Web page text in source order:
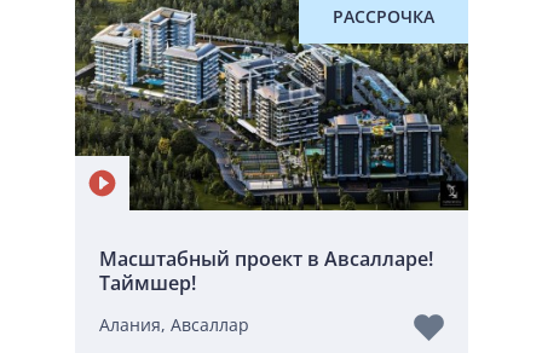
РАССРОЧКА
Масштабный проект в Авсалларе!
Таймшер!
Алания, Авсаллар